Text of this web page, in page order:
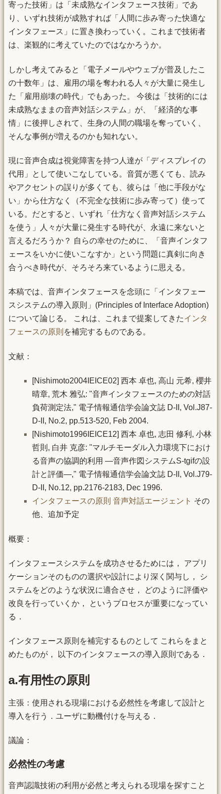
寄った技術」は「未成熟なインタフェース技術」であ
り、いずれ技術が成熟すれば「人間に歩み寄った快適な
インタフェース」に置き換わっていく。これまで技術者
は、楽観的に考えていたのではなかろうか。
しかし考えてみると「電子メールやウェブが普及したこ
の十数年」は、雇用の場を奪われる人々が大量に発生し
た「雇用崩壊の時代」でもあった。 今後は「技術的には
未成熟なままの音声対話システム」が、「経済的な事
情」に後押しされて、生身の人間の職場を奪っていく、
そんな事例が増えるのかも知れない。
現に音声合成は視覚障害を持つ人達が「ディスプレイの
代用」として使いこなしている。音質が悪くても、読み
やアクセントの誤りが多くても、彼らは「他に手段がな
い」から仕方なく（不完全な技術に歩み寄って）使って
いる。だとすると、いずれ「仕方なく音声対話システム
を使う」人々が大量に発生する時代が、永遠に来ないと
言えるだろうか？ 自らの幸せのために、「音声インタフ
ェースをいかに使いこなすか」という問題に真剣に向き
合うべき時代が、そろそろ来ているように思える。
本稿では、音声インタフェースを念頭に「インタフェー
スシステムの導入原則」(Principles of Interface Adoption)
について論じる。 これは、これまで提案してきたインタ
フェースの原則 を補完するものである。
文献：
[Nishimoto2004IEICE02] 西本 卓也, 高山 元希, 櫻井
晴章, 荒木 雅弘: "音声インタフェースのための対話
負荷測定法," 電子情報通信学会論文誌 D-II, Vol.J87-
D-II, No.2, pp.513-520, Feb 2004.
[Nishimoto1996IEICE12] 西本 卓也, 志田 修利, 小林
哲則, 白井 克彦: "マルチモーダル入力環境下におけ
る音声の協調的利用 —音声作図システムS-tgifの設
計と評価—," 電子情報通信学会論文誌 D-II, Vol.J79-
D-II, No.12, pp.2176-2183, Dec 1996.
インタフェースの原則 音声対話エージェント その
他、追加予定
概要：
インタフェースシステムを成功させるためには， アプリ
ケーションそのものの選択や設計により深く関与し， シ
ステムをどのような状況に適合させ， どのように評価や
改良を行っていくか， というプロセスが重要になってい
る．
インタフェース原則を補完するものとして これらをまと
めたものが， 以下のインタフェースの導入原則である．
a.有用性の原則
主張：使用される現場における必然性を考慮して設計と
導入を行う．ユーザに動機付けを与える．
議論：
必然性の考慮
音声認識技術の利用が必然と考えられる現場を探すこと